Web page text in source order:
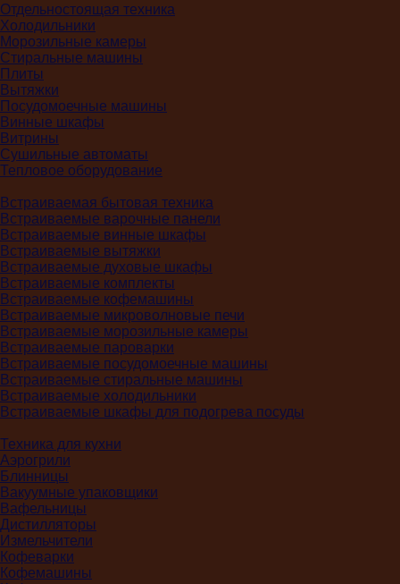
Отдельностоящая техника
Холодильники
Морозильные камеры
Стиральные машины
Плиты
Вытяжки
Посудомоечные машины
Винные шкафы
Витрины
Сушильные автоматы
Тепловое оборудование
Встраиваемая бытовая техника
Встраиваемые варочные панели
Встраиваемые винные шкафы
Встраиваемые вытяжки
Встраиваемые духовые шкафы
Встраиваемые комплекты
Встраиваемые кофемашины
Встраиваемые микроволновые печи
Встраиваемые морозильные камеры
Встраиваемые пароварки
Встраиваемые посудомоечные машины
Встраиваемые стиральные машины
Встраиваемые холодильники
Встраиваемые шкафы для подогрева посуды
Техника для кухни
Аэрогрили
Блинницы
Вакуумные упаковщики
Вафельницы
Дистилляторы
Измельчители
Кофеварки
Кофемашины